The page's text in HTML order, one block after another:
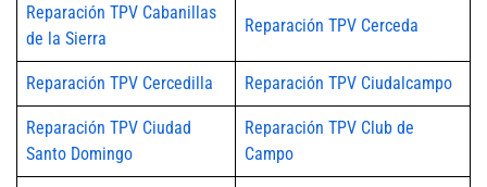
Reparación TPV Cabanillas
de la Sierra
Reparación TPV Cerceda
Reparación TPV Cercedilla Reparación TPV Ciudalcampo
Reparación TPV Ciudad
Santo Domingo
Reparación TPV Club de
Campo